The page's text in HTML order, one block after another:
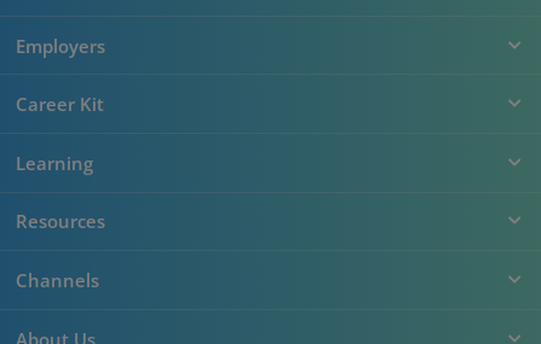
Employers
Career Kit
Learning
Resources
Channels
About Us